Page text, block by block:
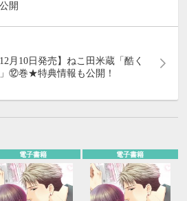
開
12月10日発売】ねこ田米蔵「酷く
⑫巻★特典情報も公開！
電子書籍 電子書籍